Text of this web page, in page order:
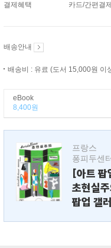
결제혜택 카드/간편결
배송안내
배송비 : 유료 (도서 15,000원 이
eBook
8,400원
프랑스
퐁피두센
[아트 팝
초현실
팝업 갤